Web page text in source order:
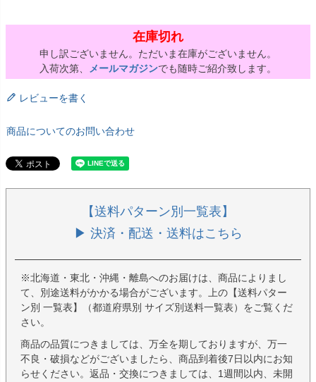
在庫切れ
申し訳ございません。ただいま在庫がございません。
入荷次第、
メールマガジンでも随時ご紹介致します。
レビューを書く
商品についてのお問い合わせ
【送料パターン別一覧表】
▶ 決済・配送・送料はこちら
※北海道・東北・沖縄・離島へのお届けは、商品によりまし
て、別途送料がかかる場合がございます。上の【送料パター
ン別 一覧表】（都道府県別 サイズ別送料一覧表）をご覧くだ
さい。
商品の品質につきましては、万全を期しておりますが、万一
不良・破損などがございましたら、商品到着後7日以内にお知
らせください。返品・交換につきましては、1週間以内、未開